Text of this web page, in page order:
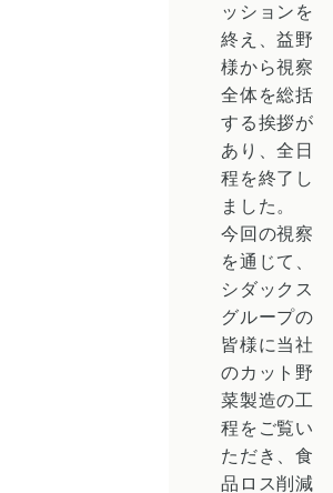
ッションを
終え、益野
様から視察
全体を総括
する挨拶が
あり、全日
程を終了し
ました。
今回の視察
を通じて、
シダックス
グループの
皆様に当社
のカット野
菜製造の工
程をご覧い
ただき、食
品ロス削減